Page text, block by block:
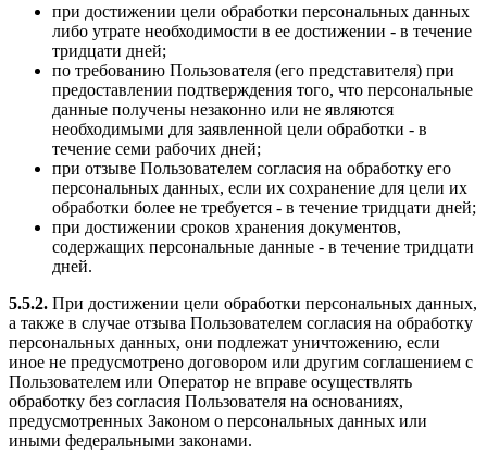
при достижении цели обработки персональных данных
либо утрате необходимости в ее достижении - в течение
тридцати дней;
по требованию Пользователя (его представителя) при
предоставлении подтверждения того, что персональные
данные получены незаконно или не являются
необходимыми для заявленной цели обработки - в
течение семи рабочих дней;
при отзыве Пользователем согласия на обработку его
персональных данных, если их сохранение для цели их
обработки более не требуется - в течение тридцати дней;
при достижении сроков хранения документов,
содержащих персональные данные - в течение тридцати
дней.
5.5.2. При достижении цели обработки персональных данных,
а также в случае отзыва Пользователем согласия на обработку
персональных данных, они подлежат уничтожению, если
иное не предусмотрено договором или другим соглашением с
Пользователем или Оператор не вправе осуществлять
обработку без согласия Пользователя на основаниях,
предусмотренных Законом о персональных данных или
иными федеральными законами.